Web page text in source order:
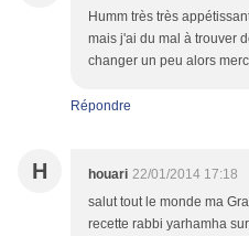
Humm très très
mais j'ai du mal à trouver
changer un peu alors
Répondre
H houari 22/01/2014 17:18
salut tout le monde ma
recette rabbi yarhamha